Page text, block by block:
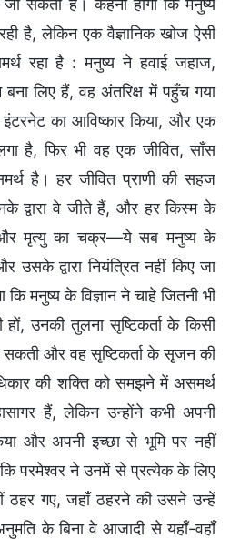
है, लेकिन एक वैज्ञानिक खोज ऐसी
रहा है : मनुष्य ने हवाई जहाज,
लिए हैं, वह अंतरिक्ष में पहुँच गया
का आविष्कार किया, और एक
है, फिर भी वह एक जीवित, साँस
है। हर जीवित प्राणी की सहज
द्वारा वे जीते हैं, और हर किस्म के
और मृत्यु का चक्र—ये सब मनुष्य के
उसके द्वारा नियंत्रित नहीं किए जा
मनुष्य के विज्ञान ने चाहे जितनी भी
हों, उनकी तुलना सृष्टिकर्ता के किसी
सकती और वह सृष्टिकर्ता के सृजन की
की शक्ति को समझने में असमर्थ
हैं, लेकिन उन्होंने कभी अपनी
और अपनी इच्छा से भूमि पर नहीं
परमेश्वर ने उनमें से प्रत्येक के लिए
ठहर गए, जहाँ ठहरने की उसने उन्हें
के बिना वे आजादी से यहाँ-वहाँ